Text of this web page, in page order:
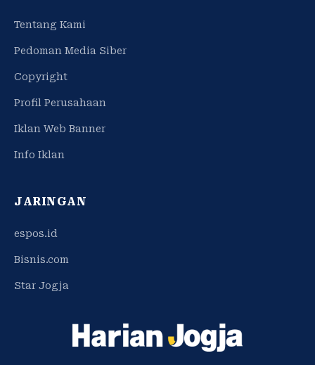
Tentang Kami
Pedoman Media Siber
Copyright
Profil Perusahaan
Iklan Web Banner
Info Iklan
JARINGAN
espos.id
Bisnis.com
Star Jogja